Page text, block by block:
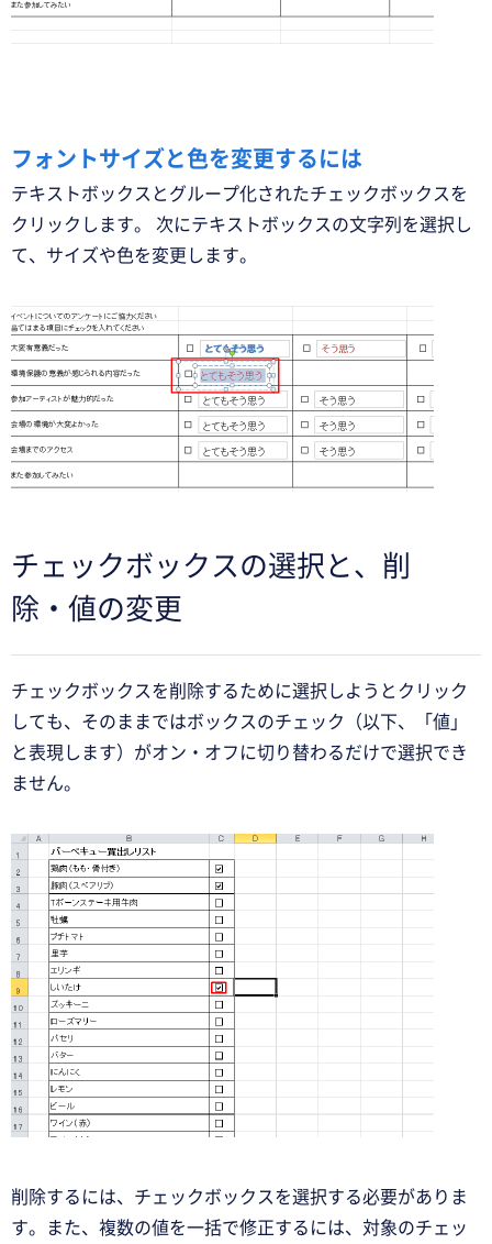
フォントサイズと色を変更するには
テキストボックスとグループ化されたチェックボックスを
クリックします。 次にテキストボックスの文字列を選択し
て、サイズや色を変更します。
チェックボックスの選択と、削
除・値の変更
チェックボックスを削除するために選択しようとクリック
しても、そのままではボックスのチェック（以下、「値」
と表現します）がオン・オフに切り替わるだけで選択でき
ません。
削除するには、チェックボックスを選択する必要がありま
す。また、複数の値を一括で修正するには、対象のチェッ